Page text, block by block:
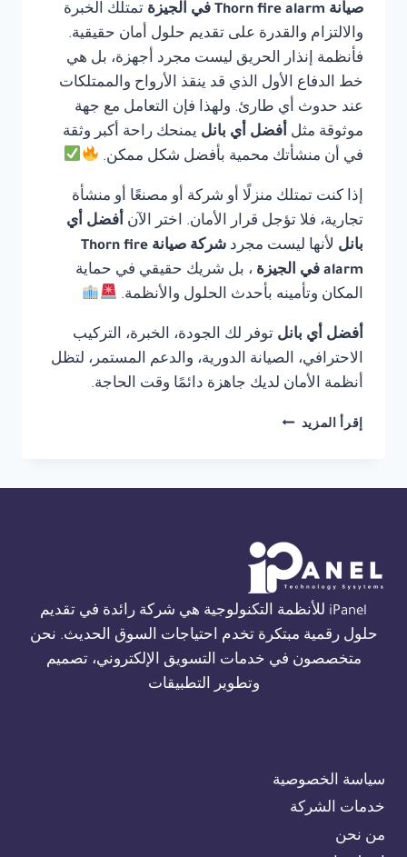
صيانة Thorn fire alarm في الجيزة
تمتلك الخبرة
والالتزام والقدرة على تقديم حلول أمان حقيقية.
فأنظمة إنذار الحريق ليست مجرد أجهزة، بل هي
خط الدفاع الأول الذي قد ينقذ الأرواح والممتلكات
عند حدوث أي طارئ. ولهذا فإن التعامل مع جهة
موثوقة مثل أفضل أي بانل يمنحك راحة أكبر وثقة
في أن منشأتك محمية بأفضل شكل ممكن.
إذا كنت تمتلك منزلًا أو شركة أو مصنعًا أو منشأة
تجارية، فلا تؤجل قرار الأمان. اختر الآن أفضل أي
بانل لأنها ليست مجرد
شركة صيانة Thorn fire
alarm في الجيزة
، بل شريك حقيقي في حماية
المكان وتأمينه بأحدث الحلول والأنظمة.
أفضل أي بانل توفر لك الجودة، الخبرة، التركيب
الاحترافي، الصيانة الدورية، والدعم المستمر، لتظل
أنظمة الأمان لديك جاهزة دائمًا وقت الحاجة.
إقرأ المزيد شركة
01554305486
iPanel للأنظمة التكنولوجية هي شركة رائدة في تقديم
حلول رقمية مبتكرة تخدم احتياجات السوق الحديث. نحن
متخصصون في خدمات التسويق الإلكتروني، تصميم
وتطوير التطبيقات
سياسة الخصوصية
خدمات الشركة
من نحن